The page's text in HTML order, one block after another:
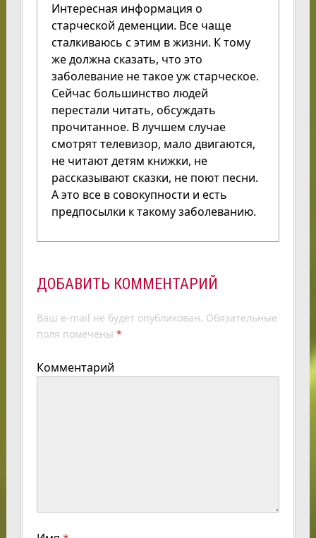
Интересная информация о
старческой деменции. Все чаще
сталкиваюсь с этим в жизни. К тому
же должна сказать, что это
заболевание не такое уж старческое.
Сейчас большинство людей
перестали читать, обсуждать
прочитанное. В лучшем случае
смотрят телевизор, мало двигаются,
не читают детям книжки, не
рассказывают сказки, не поют песни.
А это все в совокупности и есть
предпосылки к такому заболеванию.
ДОБАВИТЬ КОММЕНТАРИЙ
Ваш e-mail не будет опубликован. Обязательные
поля помечены *
Комментарий